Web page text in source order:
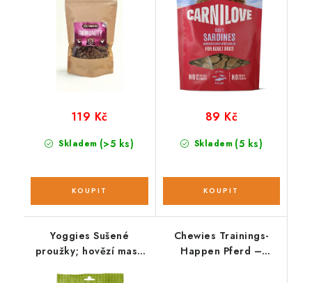
Skladem (>5 ks)
119 Kč
Skladem (5 ks)
89 Kč
Yoggies Sušené
proužky; hovězí maso
Chewies Trainings-
Happen Pferd –